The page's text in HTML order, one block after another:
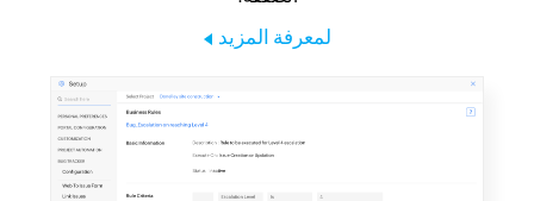
لمعرفة المزيد